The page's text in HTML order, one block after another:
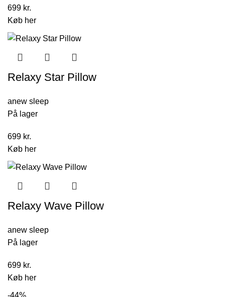
699 kr.
Køb her
Relaxy Star Pillow
anew sleep
På lager
699 kr.
Køb her
Relaxy Wave Pillow
anew sleep
På lager
699 kr.
Køb her